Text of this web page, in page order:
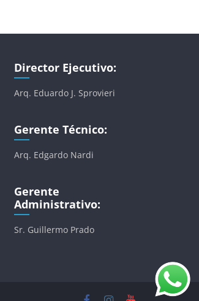
Director Ejecutivo:
Arq. Eduardo J. Sprovieri
Gerente Técnico:
Arq. Edgardo Nardi
Gerente
Administrativo:
Sr. Guillermo Prado